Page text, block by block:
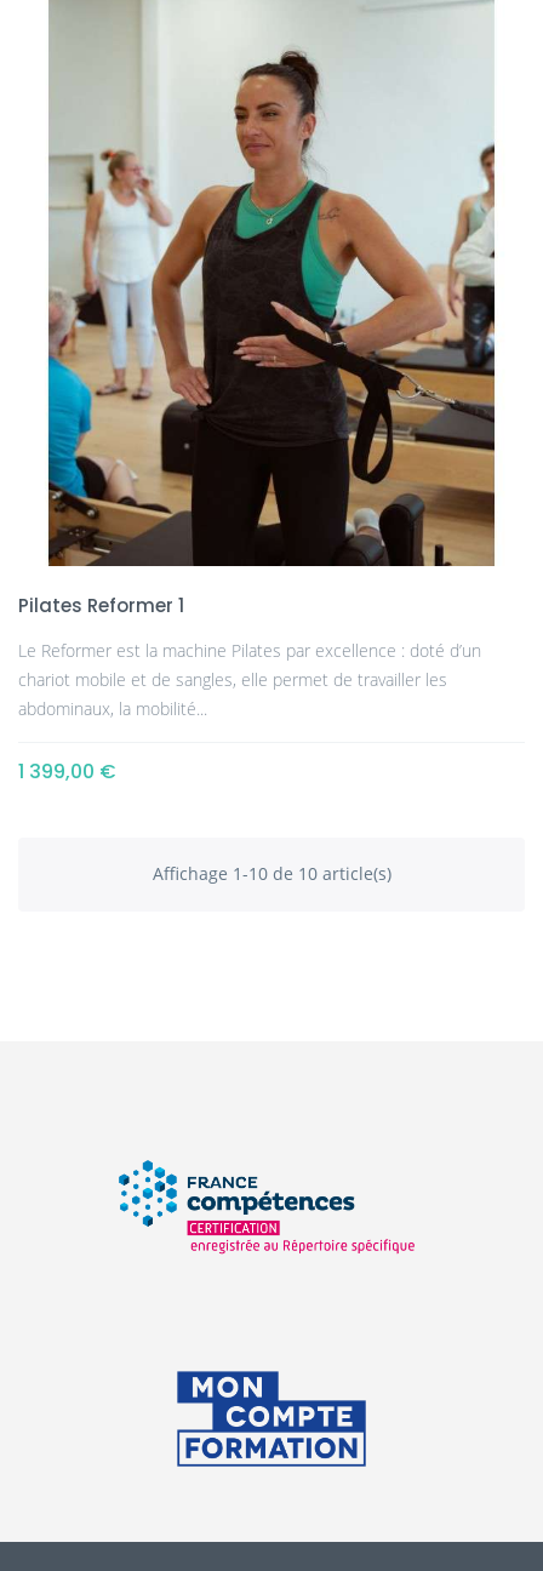
Pilates Reformer 1
Le Reformer est la machine Pilates par excellence : doté d’un
chariot mobile et de sangles, elle permet de travailler les
abdominaux, la mobilité...
1 399,00 €
Affichage 1-10 de 10 article(s)